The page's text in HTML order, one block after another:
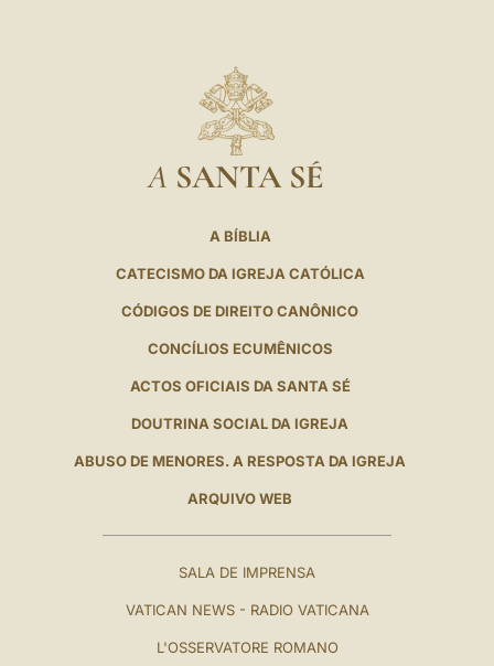
A SANTA SÉ
A BÍBLIA
CATECISMO DA IGREJA CATÓLICA
CÓDIGOS DE DIREITO CANÔNICO
CONCÍLIOS ECUMÊNICOS
ACTOS OFICIAIS DA SANTA SÉ
DOUTRINA SOCIAL DA IGREJA
ABUSO DE MENORES. A RESPOSTA DA IGREJA
ARQUIVO WEB
SALA DE IMPRENSA
VATICAN NEWS - RADIO VATICANA
L'OSSERVATORE ROMANO